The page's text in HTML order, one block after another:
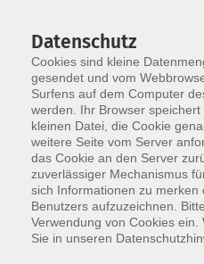
Skip to main content
Der Kurs konnte nicht
Datenschutz
Cookies sind kleine
gesendet und vom
Surfens auf dem Computer
werden. Ihr Browser
kleinen Datei, die Cookie
weitere Seite vom Server
das Cookie an den Server
zuverlässiger Mechanismus
sich Informationen zu
Benutzers aufzuzeichnen.
Verwendung von Cookies
Sie in unseren